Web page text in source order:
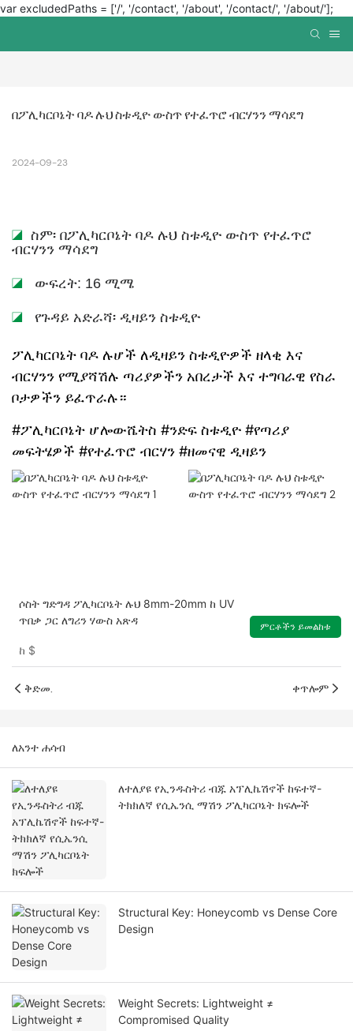
var excludedPaths = ['/', '/contact', '/about', '/contact/', '/about/'];
በፖሊካርቦኔት ባዶ ሉህ ስቱዲዮ ውስጥ የተፈጥሮ ብርሃንን ማሳደግ
2024-09-23
◪ ስም፡ በፖሊካርቦኔት ባዶ ሉህ ስቱዲዮ ውስጥ የተፈጥሮ
ብርሃንን ማሳደግ
◪ ውፍረት: 16 ሚሜ
◪ የጉዳይ አድራሻ፡ ዲዛይን ስቱዲዮ
ፖሊካርቦኔት ባዶ ሉሆች ለዲዛይን ስቱዲዮዎች ዘላቂ እና
ብርሃንን የሚያሻሽሉ ጣሪያዎችን አበረታች እና ተግባራዊ የስራ
ቦታዎችን ይፈጥራሉ።
#ፖሊካርቦኔት ሆሎውሼትስ #ንድፍ ስቱዲዮ #የጣሪያ
መፍትሄዎች #የተፈጥሮ ብርሃን #ዘመናዊ ዲዛይን
ሶስት ግድግዳ ፖሊካርቦኔት ሉህ 8mm-20mm ከ UV
ጥበቃ ጋር ለግሪን ሃውስ አጽዳ
ከ $
ምርቶችን ይመልከቱ
ቅድመ. ቀጥሎም
ለአንተ ሐሳብ
ለተለያዩ የኢንዱስትሪ ብጁ አፕሊኬሽኖች ከፍተኛ-
ትክክለኛ የሲኤንሲ ማሽን ፖሊካርቦኔት ክፍሎች
Structural Key: Honeycomb vs Dense Core
Design
Weight Secrets: Lightweight ≠
Compromised Quality